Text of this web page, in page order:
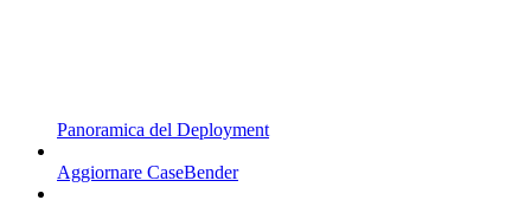
Panoramica del Deployment
Aggiornare CaseBender